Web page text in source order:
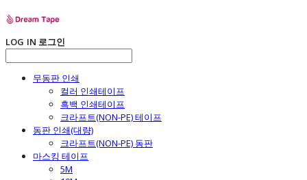
LOG IN 로그인
무동판 인쇄
컬러 인쇄테이프
흑백 인쇄테이프
크라프트(NON-PE) 테이프
동판 인쇄(대량)
크라프트(NON-PE) 동판
마스킹 테이프
5M